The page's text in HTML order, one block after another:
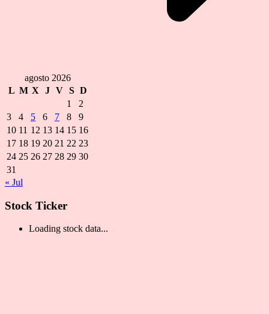
agosto 2026
L M X J V S D
1
2
3
4 5 6 7 8
9
10 11 12 13 14 15 16
17 18 19 20 21 22 23
24 25 26 27 28 29 30
31
« Jul
Stock Ticker
Loading stock data...